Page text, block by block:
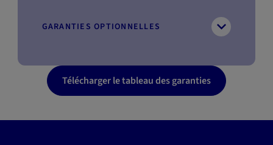
GARANTIES OPTIONNELLES
Télécharger le tableau des garanties